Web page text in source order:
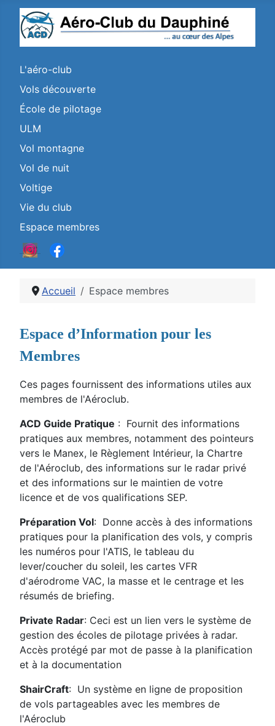
L'aéro-club
Vols découverte
École de pilotage
ULM
Vol montagne
Vol de nuit
Voltige
Vie du club
Espace membres
Accueil Espace membres
Détails
Espace d’Information pour les
Membres
Ces pages fournissent des informations utiles aux
membres de l'Aéroclub.
ACD Guide Pratique : Fournit des informations
pratiques aux membres, notamment des pointeurs
vers le Manex, le Règlement Intérieur, la Chartre
de l'Aéroclub, des informations sur le radar privé
et des informations sur le maintien de votre
licence et de vos qualifications SEP.
Préparation Vol: Donne accès à des informations
pratiques pour la planification des vols, y compris
les numéros pour l'ATIS, le tableau du
lever/coucher du soleil, les cartes VFR
d'aérodrome VAC, la masse et le centrage et les
résumés de briefing.
Private Radar: Ceci est un lien vers le système de
gestion des écoles de pilotage privées à radar.
Accès protégé par mot de passe à la planification
et à la documentation
ShairCraft: Un système en ligne de proposition
de vols partageables avec les membres de
l'Aéroclub